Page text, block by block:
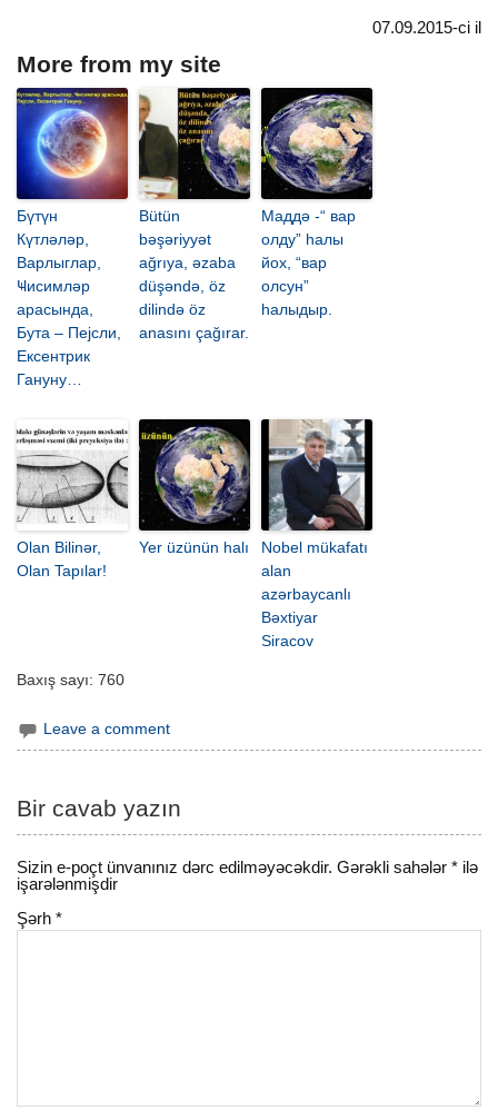
07.09.2015-ci il
More from my site
Бүтүн
Күтләләр,
Варлыглар,
Ҹисимләр
арасында,
Бута – Пеjсли,
Ексентрик
Гануну…
Bütün
bəşəriyyət
ağrıya, əzaba
düşəndə, öz
dilində öz
anasını çağırar.
Маддә -“ вар
олду” һалы
йох, “вар
олсун”
һалыдыр.
Olan Bilinər,
Olan Tapılar!
Yer üzünün halı
Nobel mükafatı
alan
azərbaycanlı
Bəxtiyar
Siracov
Baxış sayı: 760
Leave a comment
Bir cavab yazın
Sizin e-poçt ünvanınız dərc edilməyəcəkdir. Gərəkli sahələr* ilə
işarələnmişdir
Şərh*